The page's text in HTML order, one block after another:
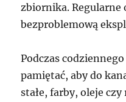
zbiornika. Regularne
bezproblemową
Podczas
pamiętać, aby do
stałe, farby, oleje